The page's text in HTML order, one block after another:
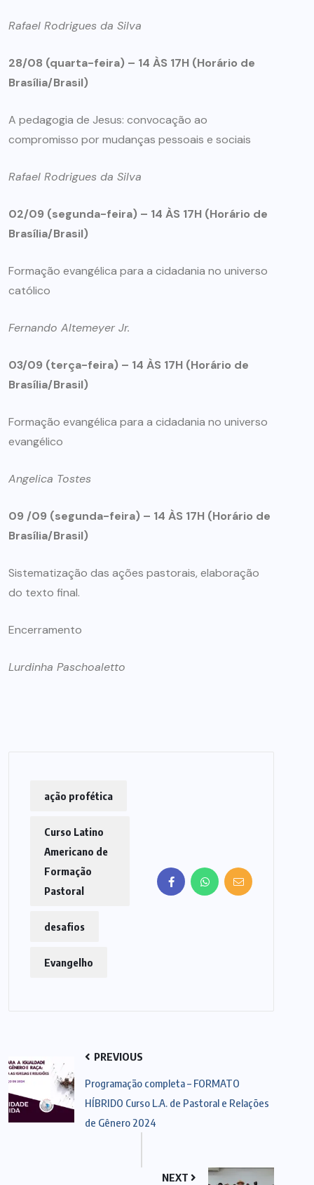
Rafael Rodrigues da Silva
28/08 (quarta-feira) – 14 ÀS 17H (Horário de
Brasília/Brasil)
A pedagogia de Jesus: convocação ao
compromisso por mudanças pessoais e sociais
Rafael Rodrigues da Silva
02/09 (segunda-feira) – 14 ÀS 17H (Horário de
Brasília/Brasil)
Formação evangélica para a cidadania no universo
católico
Fernando Altemeyer Jr.
03/09 (terça-feira) – 14 ÀS 17H (Horário de
Brasília/Brasil)
Formação evangélica para a cidadania no universo
evangélico
Angelica Tostes
09 /09 (segunda-feira) – 14 ÀS 17H (Horário de
Brasília/Brasil)
Sistematização das ações pastorais, elaboração
do texto final.
Encerramento
Lurdinha Paschoaletto
ação profética
Curso Latino
Americano de
Formação
Pastoral
desafios
Evangelho
PREVIOUS
Programação completa – FORMATO
HÍBRIDO Curso L.A. de Pastoral e Relações
de Gênero 2024
NEXT